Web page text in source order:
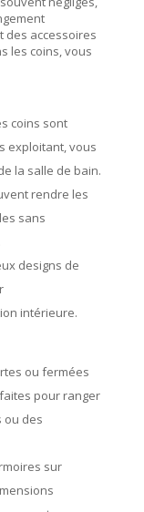
des accessoires
les coins, vous
coins sont
exploitant, vous
la salle de bain.
rendre les
sans
designs de
intérieure.
ou fermées
pour ranger
ou des
sur